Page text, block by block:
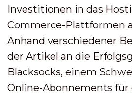
Investitionen in das
Commerce-Plattformen
Anhand verschiedener
der Artikel an die
Blacksocks, einem
Online-Abonnements für